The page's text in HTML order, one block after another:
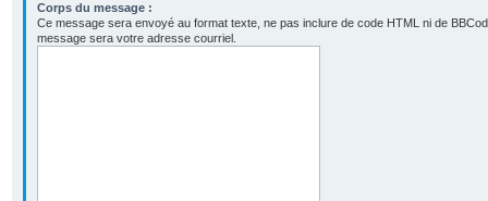
Corps du message :
Ce message sera envoyé au format texte, ne pas inclure de code HTML ni de
message sera votre adresse courriel.